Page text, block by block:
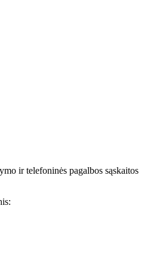
ir telefoninės pagalbos sąskaitos